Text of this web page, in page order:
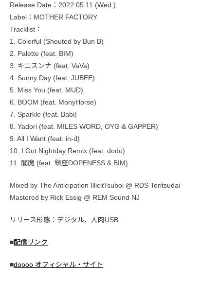
Release Date：2022.05.11 (Wed.)
Label：MOTHER FACTORY
Tracklist：
1. Colorful (Shouted by Bun B)
2. Palette (feat. BIM)
3. キニスンナ (feat. VaVa)
4. Sunny Day (feat. JUBEE)
5. Miss You (feat. MUD)
6. BOOM (feat. MonyHorse)
7. Sparkle (feat. Babi)
8. Yadori (feat. MILES WORD, OYG & GAPPER)
9. All I Want (feat. in-d)
10. I Got Nightday Remix (feat. dodo)
11. 閻魔 (feat. 鎮座DOPENESS & BIM)
Mixed by The Anticipation IllicitTsuboi @ RDS Toritsudai
Mastered by Rick Essig @ REM Sound NJ
リリース形態：デジタル、人肉USB
■配信リンク
■doooo オフィシャル・サイト